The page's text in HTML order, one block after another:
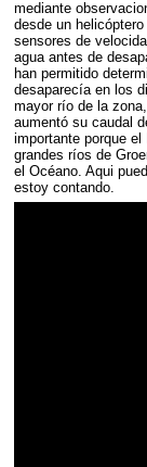
mediante
desde un
sensores de
agua antes de
han permitido
desaparecía en los
mayor río de la
aumentó su caudal
importante porque
grandes ríos de
el Océano. Aqui
estoy contando.